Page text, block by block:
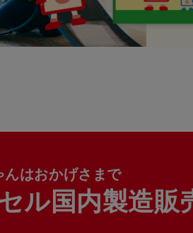
んはおかげさまで
ル国内製造販